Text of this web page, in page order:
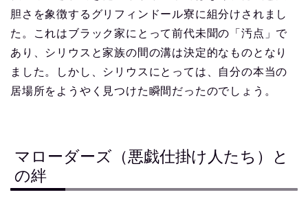
胆さを象徴するグリフィンドール寮に組分けされまし
た。これはブラック家にとって前代未聞の「汚点」で
あり、シリウスと家族の間の溝は決定的なものとなり
ました。しかし、シリウスにとっては、自分の本当の
居場所をようやく見つけた瞬間だったのでしょう。
マローダーズ（悪戯仕掛け人たち）と
の絆